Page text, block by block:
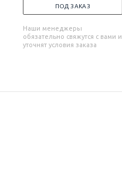
ПОД ЗАКАЗ
Наши менеджеры
обязательно свяжутся с вами и
уточнят условия заказа